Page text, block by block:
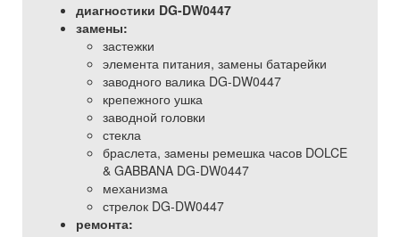
диагностики DG-DW0447
замены:
застежки
элемента питания, замены батарейки
заводного валика DG-DW0447
крепежного ушка
заводной головки
стекла
браслета, замены ремешка часов DOLCE
& GABBANA DG-DW0447
механизма
стрелок DG-DW0447
ремонта: